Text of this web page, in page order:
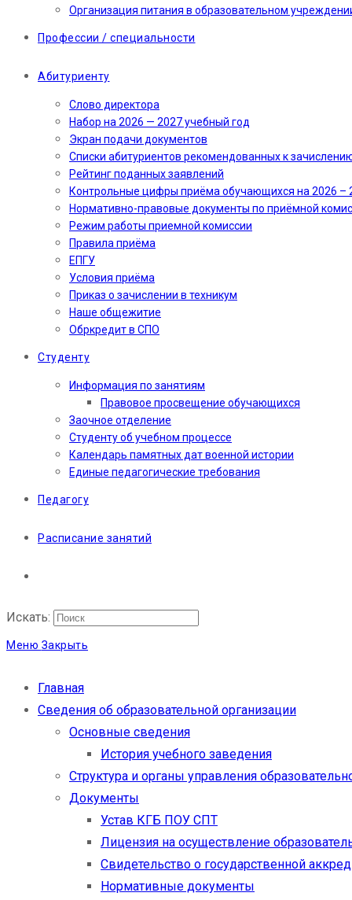
Организация питания в образовательном
Профессии / специальности
Абитуриенту
Слово директора
Набор на 2026 — 2027 учебный год
Экран подачи документов
Cписки абитуриентов рекомендованных к
Рейтинг поданных заявлений
Контрольные цифры приёма обучающихся на 2026 –
Нормативно-правовые документы по приёмной
Режим работы приемной комиссии
Правила приёма
ЕПГУ
Условия приёма
Приказ о зачислении в техникум
Наше общежитие
Обркредит в СПО
Студенту
Информация по занятиям
Правовое просвещение обучающихся
Заочное отделение
Студенту об учебном процессе
Календарь памятных дат военной истории
Единые педагогические требования
Педагогу
Расписание занятий
Искать:
Меню Закрыть
Главная
Сведения об образовательной организации
Основные сведения
История учебного заведения
Структура и органы управления
Документы
Устав КГБ ПОУ СПТ
Лицензия на осуществление
Свидетельство о государственной
Нормативные документы